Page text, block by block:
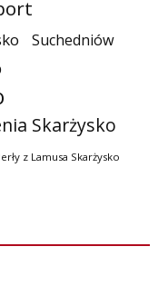
Suchedniów
Skarżysko
z Lamusa Skarżysko